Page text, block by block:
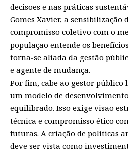
decisões e nas práticas
Gomes Xavier, a sensibilização
compromisso coletivo com o
população entende os
torna-se aliada da gestão
e agente de mudança.
Por fim, cabe ao gestor
um modelo de
equilibrado. Isso exige visão
técnica e compromisso ético
futuras. A criação de políticas
deve ser vista como